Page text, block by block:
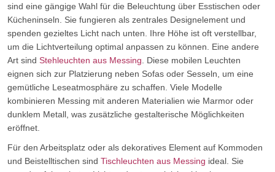
sind eine gängige Wahl für die Beleuchtung über Esstischen oder
Kücheninseln. Sie fungieren als zentrales Designelement und
spenden gezieltes Licht nach unten. Ihre Höhe ist oft verstellbar,
um die Lichtverteilung optimal anpassen zu können. Eine andere
Art sind Stehleuchten aus Messing . Diese mobilen Leuchten
eignen sich zur Platzierung neben Sofas oder Sesseln, um eine
gemütliche Leseatmosphäre zu schaffen. Viele Modelle
kombinieren Messing mit anderen Materialien wie Marmor oder
dunklem Metall, was zusätzliche gestalterische Möglichkeiten
eröffnet.
Für den Arbeitsplatz oder als dekoratives Element auf Kommoden
und Beistelltischen sind Tischleuchten aus Messing ideal. Sie